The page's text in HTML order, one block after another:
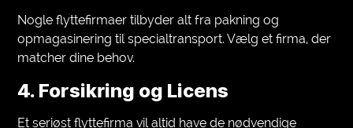
Nogle flyttefirmaer tilbyder alt fra pakning og
opmagasinering til specialtransport. Vælg et firma, der
matcher dine behov.
4. Forsikring og Licens
Et seriøst flyttefirma vil altid have de nødvendige